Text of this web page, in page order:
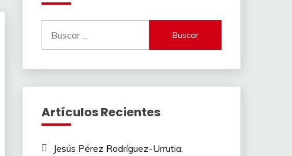
Artículos Recientes
Jesús Pérez Rodríguez-Urrutia,